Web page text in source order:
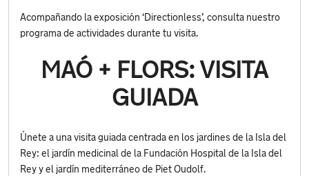
Acompañando la exposición ‘Directionless’, consulta nuestro
programa de actividades durante tu visita.
MAÓ + FLORS: VISITA
GUIADA
Únete a una visita guiada centrada en los jardines de la Isla del
Rey: el jardín medicinal de la Fundación Hospital de la Isla del
Rey y el jardín mediterráneo de Piet Oudolf.